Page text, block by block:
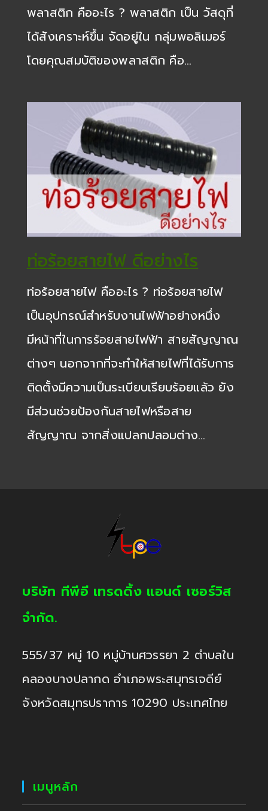
พลาสติก คืออะไร ? พลาสติก เป็น วัสดุที่
ได้สังเคราะห์ขึ้น จัดอยู่ใน กลุ่มพอลิเมอร์
โดยคุณสมบัติของพลาสติก คือ…
ท่อร้อยสายไฟ ดีอย่างไร
ท่อร้อยสายไฟ คืออะไร ? ท่อร้อยสายไฟ
เป็นอุปกรณ์สำหรับงานไฟฟ้าอย่างหนึ่ง
มีหน้าที่ในการร้อยสายไฟฟ้า สายสัญญาณ
ต่างๆ นอกจากที่จะทำให้สายไฟที่ได้รับการ
ติดตั้งมีความเป็นระเบียบเรียบร้อยแล้ว ยัง
มีส่วนช่วยป้องกันสายไฟหรือสาย
สัญญาณ จากสิ่งแปลกปลอมต่าง…
บริษัท ทีพีอี เทรดดิ้ง แอนด์ เซอร์วิส
จำกัด.
555/37 หมู่ 10 หมู่บ้านศวรรยา 2 ตำบลใน
คลองบางปลากด อำเภอพระสมุทรเจดีย์
จังหวัดสมุทรปราการ 10290 ประเทศไทย
เมนูหลัก